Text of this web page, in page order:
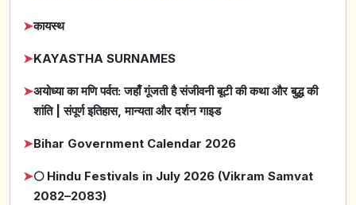
➤कायस्थ
➤KAYASTHA SURNAMES
➤अयोध्या का मणि पर्वत: जहाँ गूंजती है संजीवनी बूटी की कथा और बुद्ध की
शांति | संपूर्ण इतिहास, मान्यता और दर्शन गाइड
➤Bihar Government Calendar 2026
➤🌕 Hindu Festivals in July 2026 (Vikram Samvat
2082–2083)